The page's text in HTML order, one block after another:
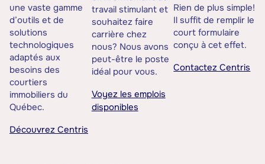
une vaste gamme
d’outils et de
solutions
technologiques
adaptés aux
besoins des
courtiers
immobiliers du
Québec.
Découvrez Centris
travail stimulant et
souhaitez faire
carrière chez
nous? Nous avons
peut-être le poste
idéal pour vous.
Voyez les emplois
disponibles
Rien de plus simple!
Il suffit de remplir le
court formulaire
conçu à cet effet.
Contactez Centris